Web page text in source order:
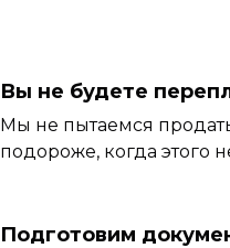
Вы не будете
Мы не пытаемся
подороже, когда этого
Подготовим